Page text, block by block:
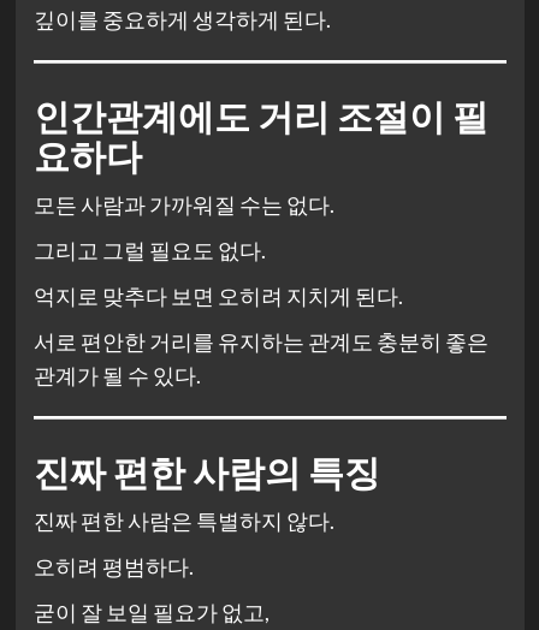
깊이를 중요하게 생각하게 된다.
인간관계에도 거리 조절이 필
요하다
모든 사람과 가까워질 수는 없다.
그리고 그럴 필요도 없다.
억지로 맞추다 보면 오히려 지치게 된다.
서로 편안한 거리를 유지하는 관계도 충분히 좋은
관계가 될 수 있다.
진짜 편한 사람의 특징
진짜 편한 사람은 특별하지 않다.
오히려 평범하다.
굳이 잘 보일 필요가 없고,